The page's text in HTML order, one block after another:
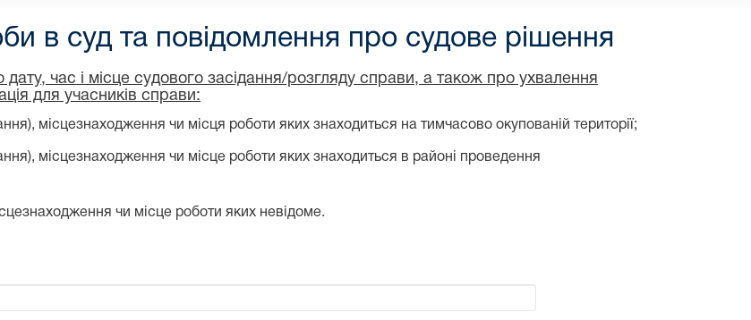
в суд та повідомлення про судове рішення
час і місце судового засідання/розгляду справи, а також про ухвалення
для учасників справи:
місцезнаходження чи місця роботи яких знаходиться на тимчасово окупованій території;
місцезнаходження чи місце роботи яких знаходиться в районі проведення
чи місце роботи яких невідоме.